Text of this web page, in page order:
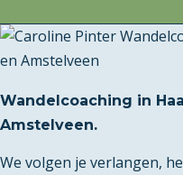
Wandelcoaching in
Amstelveen.
We volgen je verlangen,